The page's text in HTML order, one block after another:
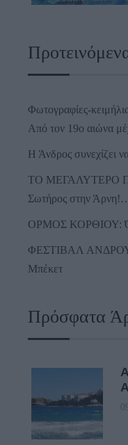
Φωτογραφίες-
Από τον 19ο αιώνα
Η Άνδρος συνεχίζει
ΤΟ ΜΕΓΑΛΥΤΕΡΟ
Σωτήρος στην
ΟΡΜΟΣ ΚΟΡΘΙΟΥ:
ΦΕΣΤΙΒΑΛ ΑΝΔΡΟΥ:
Μπέκετ
Πρόσφατα